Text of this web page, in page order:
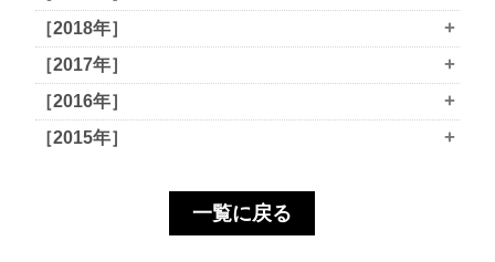
［2018年］ +
［2017年］ +
［2016年］ +
［2015年］ +
一覧に戻る